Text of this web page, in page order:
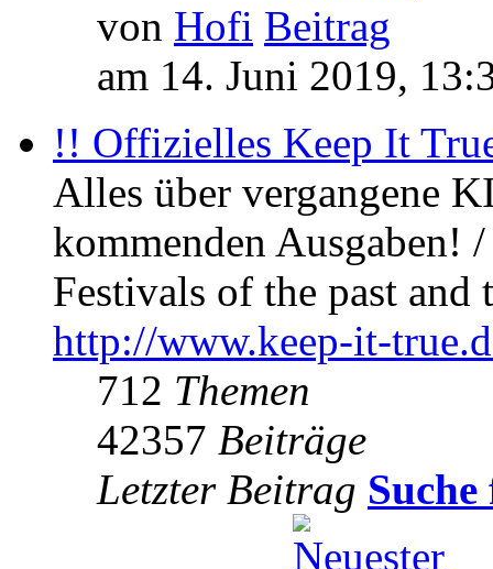
von Hofi
am 14. Juni 2019,
!! Offizielles Keep It
Alles über vergangene
kommenden Ausgaben!
Festivals of the past
http://www.keep-it-
712 Themen
42357 Beiträge
Letzter Beitrag